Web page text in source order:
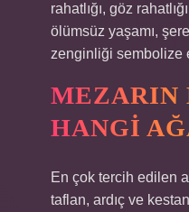
rahatlığı, göz
ölümsüz yaşamı,
zenginliği sembolize
MEZARIN
HANGI
En çok tercih edilen
taflan, ardıç ve